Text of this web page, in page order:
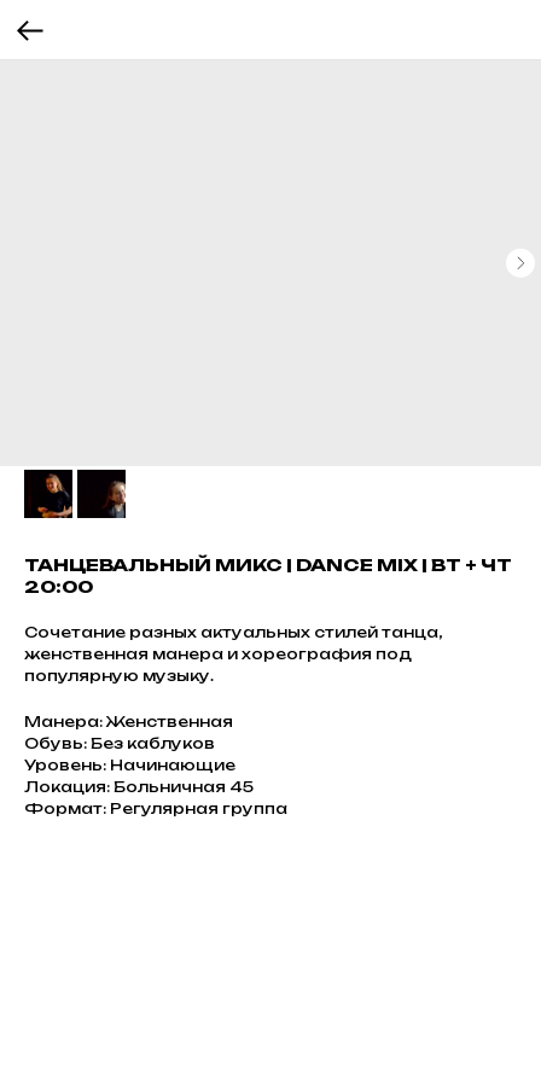
ТАНЦЕВАЛЬНЫЙ МИКС | DANCE MIX | ВТ + ЧТ
20:00
Сочетание разных актуальных стилей танца,
женственная манера и хореография под
популярную музыку.
Манера: Женственная
Обувь: Без каблуков
Уровень: Начинающие
Локация: Больничная 45
Формат: Регулярная группа